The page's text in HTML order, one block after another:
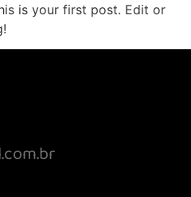
is your first post. Edit or